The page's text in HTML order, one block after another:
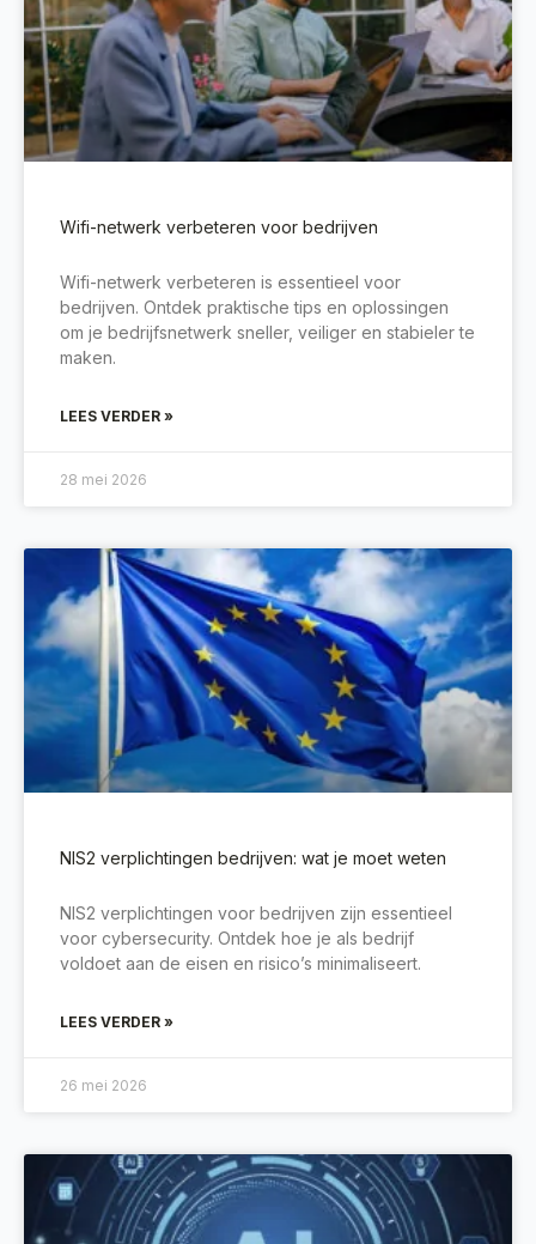
Wifi-netwerk verbeteren voor bedrijven
Wifi-netwerk verbeteren is essentieel voor
bedrijven. Ontdek praktische tips en oplossingen
om je bedrijfsnetwerk sneller, veiliger en stabieler te
maken.
LEES VERDER »
28 mei 2026
NIS2 verplichtingen bedrijven: wat je moet weten
NIS2 verplichtingen voor bedrijven zijn essentieel
voor cybersecurity. Ontdek hoe je als bedrijf
voldoet aan de eisen en risico’s minimaliseert.
LEES VERDER »
26 mei 2026